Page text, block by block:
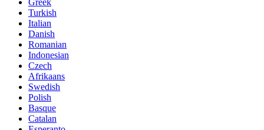
Turkish
Italian
Danish
Romanian
Indonesian
Czech
Afrikaans
Swedish
Polish
Basque
Catalan